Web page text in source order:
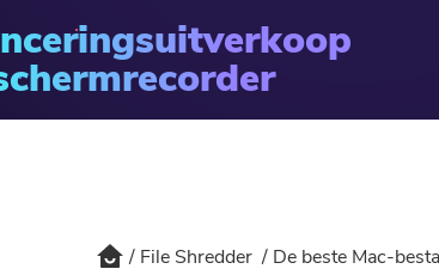
Warm
File Shredder De beste Mac-